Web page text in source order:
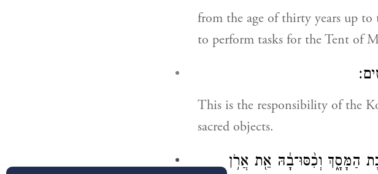
from the age of thirty years up to
to perform tasks for the Tent of
This is the responsibility of the
sacred objects.
הַמָּסָ֑ךְ וְכִ֨סּוּ־בָ֔הּ אֵ֖ת אֲרֹ֥ן